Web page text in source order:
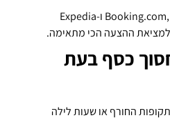
אתרים כמו Booking.com, Airbnb, Trivago ו-Expedia
ההצעה הכי מתאימה.
כסף בעת
החורף או שעות לילה